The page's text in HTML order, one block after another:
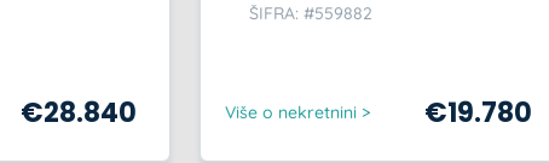
€28.840
ŠIFRA: #559882
Više o nekretnini > €19.780